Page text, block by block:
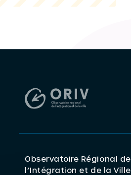
Observatoire Régional de
l’Intégration et de la Ville